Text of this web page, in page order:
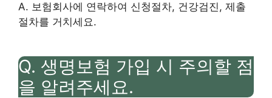
A. 보험회사에 연락하여 신청절차, 건강검진, 제출
절차를 거치세요.
Q. 생명보험 가입 시 주의할 점
을 알려주세요.